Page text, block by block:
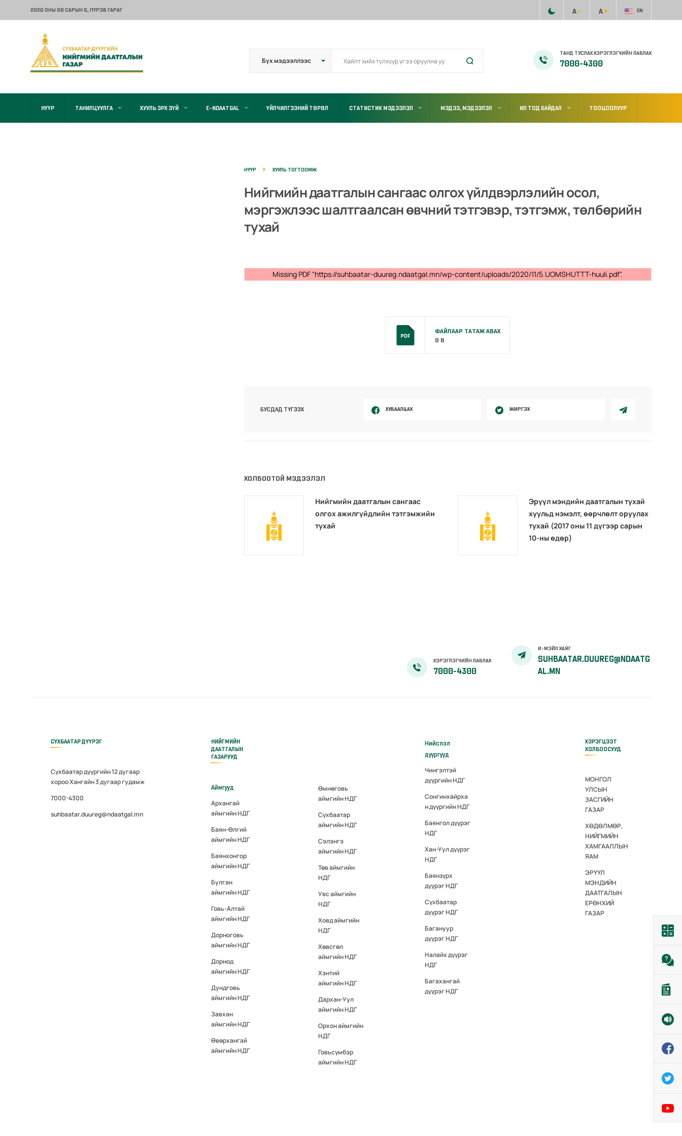
2026 ОНЫ 08 САРЫН 6, ПҮРЭВ ГАРАГ EN
ТАНД ТУСЛАХ ХЭРЭГЛЭГЧИЙН ЛАВЛАХ
7000-4300
НҮҮР ТАНИЛЦУУЛГА ХУУЛЬ ЭРХ ЗҮЙ E-NDAATGAL ҮЙЛЧИЛГЭЭНИЙ ТӨРӨЛ СТАТИСТИК МЭДЭЭЛЭЛ МЭДЭЭ, МЭДЭЭЛЭЛ ИЛ ТОД БАЙДАЛ ТООЦООЛУУР
НҮҮР ХУУЛЬ ТОГТООМЖ
Нийгмийн даатгалын сангаас олгох үйлдвэрлэлийн осол,
мэргэжлээс шалтгаалсан өвчний тэтгэвэр, тэтгэмж, төлбөрийн
тухай
Missing PDF "https://suhbaatar-duureg.ndaatgal.mn/wp-content/uploads/2020/11/5.UOMSHUTTT-huuli.pdf".
ФАЙЛААР ТАТАЖ АВАХ
0 B
БУСДАД ТҮГЭЭХ ХУВААЛЦАХ ЖИРГЭХ
ХОЛБООТОЙ МЭДЭЭЛЭЛ
Нийгмийн даатгалын сангаас
олгох ажилгүйдлийн тэтгэмжийн
тухай
Эрүүл мэндийн даатгалын тухай
хуульд нэмэлт, өөрчлөлт оруулах
тухай (2017 оны 11 дүгээр сарын
10-ны өдөр)
ХЭРЭГЛЭГЧИЙН ЛАВЛАХ
7000-4300
И-МЭЙЛ ХАЯГ
SUHBAATAR.DUUREG@NDAATG
AL.MN
СҮХБААТАР ДҮҮРЭГ
Сүхбаатар дүүргийн 12 дугаар
хороо Хангайн 3 дугаар гудамж
7000-4300
suhbaatar.duureg@ndaatgal.mn
НИЙГМИЙН
ДААТГАЛЫН
ГАЗАРУУД
Аймгууд
Архангай
аймгийн НДГ
Баян-Өлгий
аймгийн НДГ
Баянхонгор
аймгийн НДГ
Булган
аймгийн НДГ
Говь-Алтай
аймгийн НДГ
Дорноговь
аймгийн НДГ
Дорнод
аймгийн НДГ
Дундговь
аймгийн НДГ
Завхан
аймгийн НДГ
Өвөрхангай
аймгийн НДГ
Өмнөговь
аймгийн НДГ
Сүхбаатар
аймгийн НДГ
Сэлэнгэ
аймгийн НДГ
Төв аймгийн
НДГ
Увс аймгийн
НДГ
Ховд аймгийн
НДГ
Хөвсгөл
аймгийн НДГ
Хэнтий
аймгийн НДГ
Дархан-Уул
аймгийн НДГ
Орхон аймгийн
НДГ
Говьсүмбэр
аймгийн НДГ
Нийслэл
дүүргүүд
Чингэлтэй
дүүргийн НДГ
Сонгинхайрха
н дүүргийн НДГ
Баянгол дүүрэг
НДГ
Хан-Уул дүүрэг
НДГ
Баянзүрх
дүүрэг НДГ
Сүхбаатар
дүүрэг НДГ
Багануур
дүүрэг НДГ
Налайх дүүрэг
НДГ
Багахангай
дүүрэг НДГ
ХЭРЭГЦЭЭТ
ХОЛБООСУУД
МОНГОЛ
УЛСЫН
ЗАСГИЙН
ГАЗАР
ХӨДӨЛМӨР,
НИЙГМИЙН
ХАМГААЛЛЫН
ЯАМ
ЭРҮҮЛ
МЭНДИЙН
ДААТГАЛЫН
ЕРӨНХИЙ
ГАЗАР